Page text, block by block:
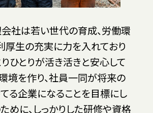
社は若い世代の育成、労働環
厚生の充実に力を入れており
りひとりが活き活きと安心して
境を作り、社員一同が将来の
る企業になることを目標にし
めに、しっかりした研修や資格